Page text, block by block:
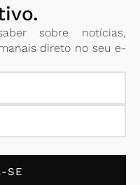
sobre notícias,
direto no seu e-
SE